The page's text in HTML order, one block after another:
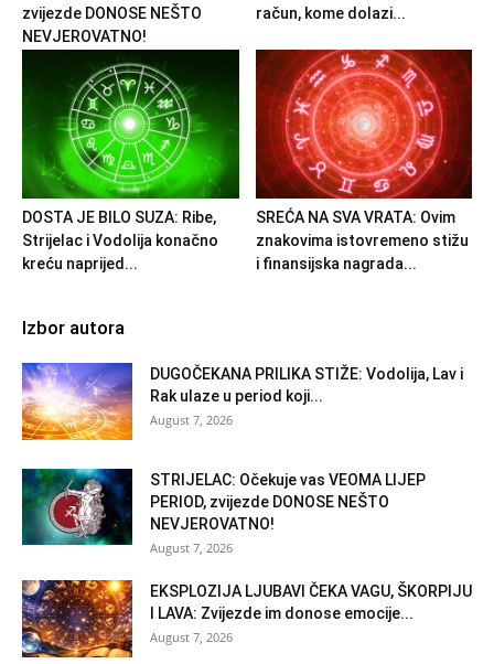
zvijezde DONOSE NEŠTO
NEVJEROVATNO!
račun, kome dolazi...
DOSTA JE BILO SUZA: Ribe,
Strijelac i Vodolija konačno
kreću naprijed...
SREĆA NA SVA VRATA: Ovim
znakovima istovremeno stižu
i finansijska nagrada...
Izbor autora
DUGOČEKANA PRILIKA STIŽE: Vodolija, Lav i
Rak ulaze u period koji...
August 7, 2026
STRIJELAC: Očekuje vas VEOMA LIJEP
PERIOD, zvijezde DONOSE NEŠTO
NEVJEROVATNO!
August 7, 2026
EKSPLOZIJA LJUBAVI ČEKA VAGU, ŠKORPIJU
I LAVA: Zvijezde im donose emocije...
August 7, 2026